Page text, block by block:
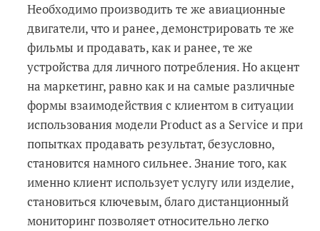
Необходимо производить те же авиационные
двигатели, что и ранее, демонстрировать те же
фильмы и продавать, как и ранее, те же
устройства для личного потребления. Но акцент
на маркетинг, равно как и на самые различные
формы взаимодействия с клиентом в ситуации
использования модели Product as a Service и при
попытках продавать результат, безусловно,
становится намного сильнее. Знание того, как
именно клиент использует услугу или изделие,
становиться ключевым, благо дистанционный
мониторинг позволяет относительно легко